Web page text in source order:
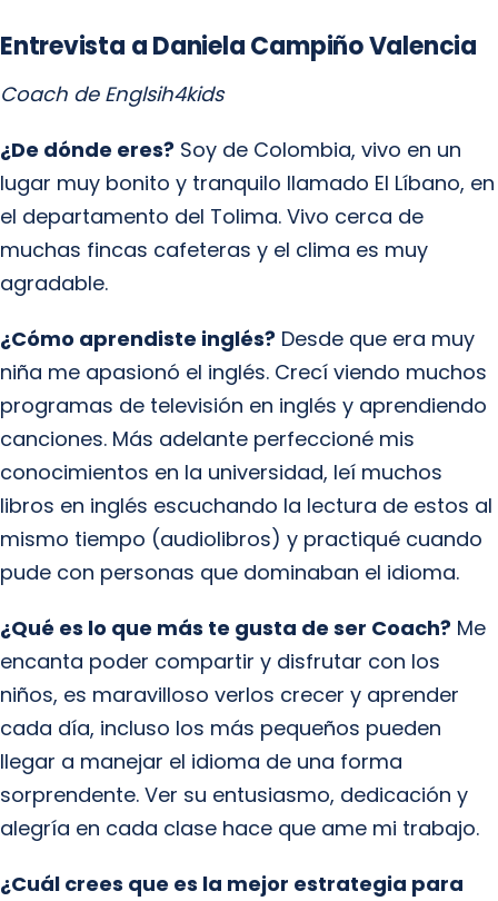
Entrevista a Daniela Campiño Valencia
Coach de Englsih4kids
¿De dónde eres? Soy de Colombia, vivo en un
lugar muy bonito y tranquilo llamado El Líbano, en
el departamento del Tolima. Vivo cerca de
muchas fincas cafeteras y el clima es muy
agradable.
¿Cómo aprendiste inglés? Desde que era muy
niña me apasionó el inglés. Crecí viendo muchos
programas de televisión en inglés y aprendiendo
canciones. Más adelante perfeccioné mis
conocimientos en la universidad, leí muchos
libros en inglés escuchando la lectura de estos al
mismo tiempo (audiolibros) y practiqué cuando
pude con personas que dominaban el idioma.
¿Qué es lo que más te gusta de ser Coach? Me
encanta poder compartir y disfrutar con los
niños, es maravilloso verlos crecer y aprender
cada día, incluso los más pequeños pueden
llegar a manejar el idioma de una forma
sorprendente. Ver su entusiasmo, dedicación y
alegría en cada clase hace que ame mi trabajo.
¿Cuál crees que es la mejor estrategia para